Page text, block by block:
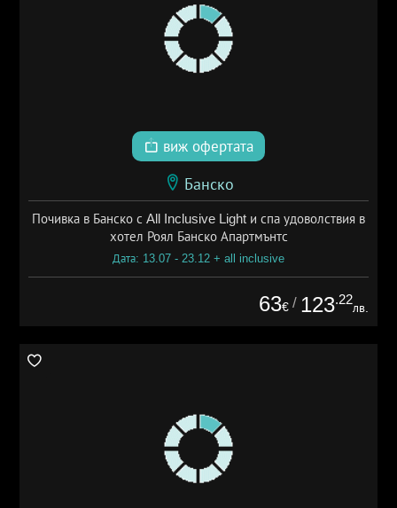
виж офертата
Банско
Почивка в Банско с All Inclusive Light и спа удоволствия в
хотел Роял Банско Апартмънтс
Дата: 13.07 - 23.12 + all inclusive
63€ / 123.22
лв.